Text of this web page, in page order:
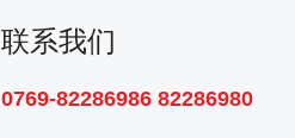
联系我们
0769-82286986 82286980